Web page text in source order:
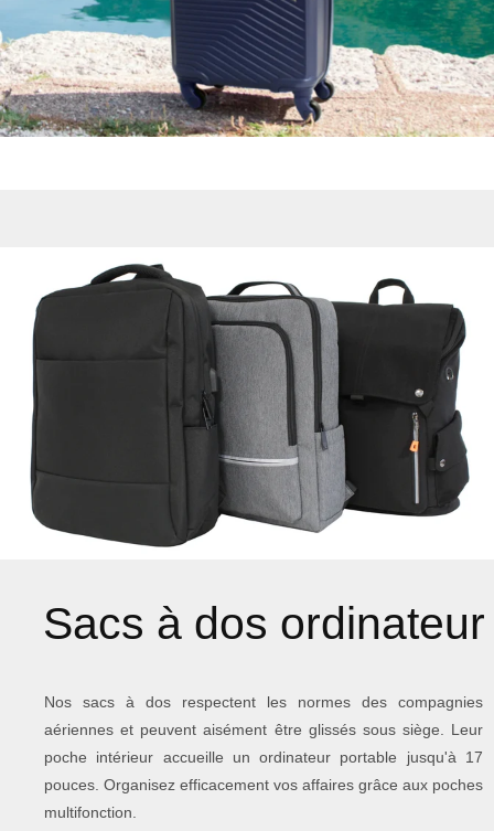
Sacs à dos ordinateur
Nos sacs à dos respectent les normes des compagnies
aériennes et peuvent aisément être glissés sous siège. Leur
poche intérieur accueille un ordinateur portable jusqu'à 17
pouces. Organisez efficacement vos affaires grâce aux poches
multifonction.